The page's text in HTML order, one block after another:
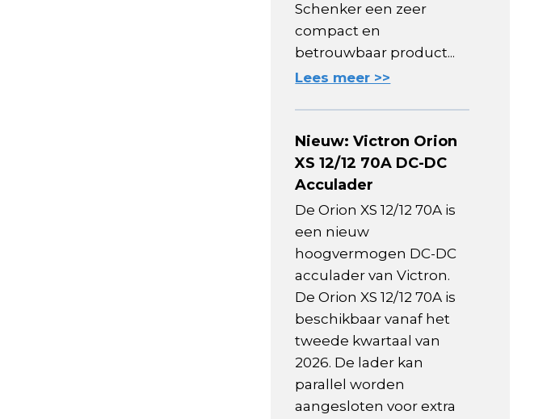
Schenker een zeer
compact en
betrouwbaar product...
Lees meer >>
Nieuw: Victron Orion
XS 12/12 70A DC-DC
Acculader
De Orion XS 12/12 70A is
een nieuw
hoogvermogen DC-DC
acculader van Victron.
De Orion XS 12/12 70A is
beschikbaar vanaf het
tweede kwartaal van
2026. De lader kan
parallel worden
aangesloten voor extra